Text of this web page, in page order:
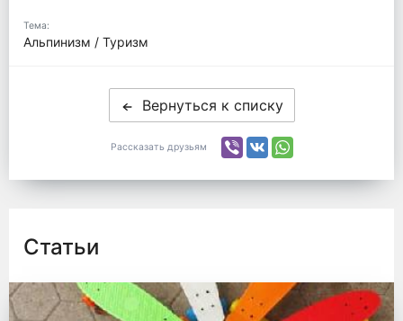
Тема:
Альпинизм / Туризм
Вернуться к списку
Рассказать друзьям
Статьи